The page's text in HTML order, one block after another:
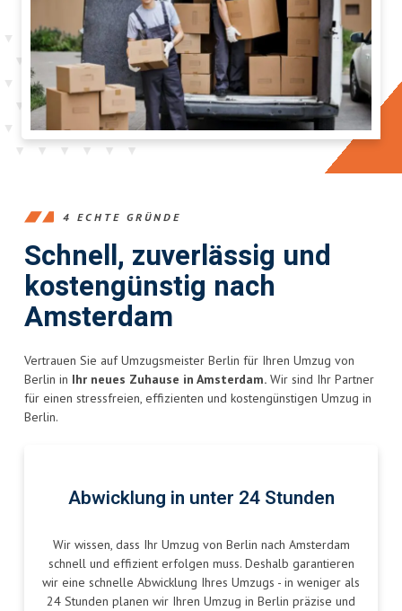
4 ECHTE GRÜNDE
Schnell, zuverlässig und
kostengünstig nach
Amsterdam
Vertrauen Sie auf Umzugsmeister Berlin für Ihren Umzug von
Berlin in Ihr neues Zuhause in Amsterdam. Wir sind Ihr Partner
für einen stressfreien, effizienten und kostengünstigen Umzug in
Berlin.
Abwicklung in unter 24 Stunden
Wir wissen, dass Ihr Umzug von Berlin nach Amsterdam
schnell und effizient erfolgen muss. Deshalb garantieren
wir eine schnelle Abwicklung Ihres Umzugs - in weniger als
24 Stunden planen wir Ihren Umzug in Berlin präzise und